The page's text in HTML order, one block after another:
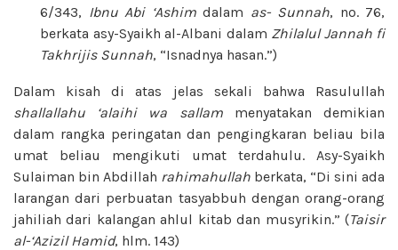
6/343, Ibnu Abi ‘Ashim dalam as- Sunnah, no. 76,
berkata asy-Syaikh al-Albani dalam Zhilalul Jannah fi
Takhrijis Sunnah, “Isnadnya hasan.”)
Dalam kisah di atas jelas sekali bahwa Rasulullah
shallallahu ‘alaihi wa sallammenyatakan demikian
dalam rangka peringatan dan pengingkaran beliau bila
umat beliau mengikuti umat terdahulu. Asy-Syaikh
Sulaiman bin Abdillah rahimahullah berkata, “Di sini ada
larangan dari perbuatan tasyabbuh dengan orang-orang
jahiliah dari kalangan ahlul kitab dan musyrikin.” (Taisir
al-‘Azizil Hamid, hlm. 143)